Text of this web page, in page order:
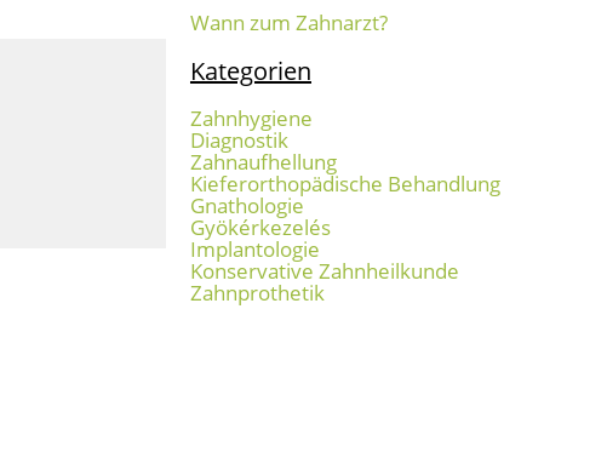
Wann zum Zahnarzt?
Kategorien
Zahnhygiene
Diagnostik
Zahnaufhellung
Kieferorthopädische Behandlung
Gnathologie
Gyökérkezelés
Implantologie
Konservative Zahnheilkunde
Zahnprothetik